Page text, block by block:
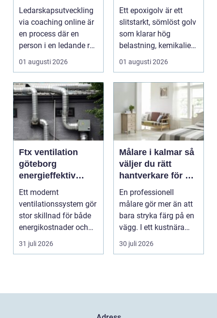
Ledarskapsutveckling
via coaching online är
en process där en
person i en ledande roll
f&a...
01 augusti 2026
snygg design i
samma lösning
Ett epoxigolv är ett
slitstarkt, sömlöst golv
som klarar hög
belastning, kemikalier
och väta utan at...
01 augusti 2026
Ftx ventilation
göteborg
energieffektiv
lösning för ett
bättre
inomhusklimat
Ett modernt
ventilationssystem gör
stor skillnad för både
energikostnader och
välmående. I en stad
s...
31 juli 2026
Målare i kalmar så
väljer du rätt
hantverkare för ett
hållbart resultat
En professionell
målare gör mer än att
bara stryka färg på en
vägg. I ett kustnära
område som Kalmar...
30 juli 2026